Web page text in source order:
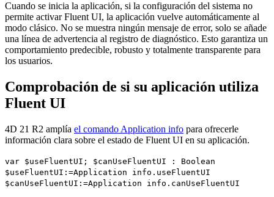
Cuando se inicia la aplicación, si la configuración del sistema no
permite activar Fluent UI, la aplicación vuelve automáticamente al
modo clásico. No se muestra ningún mensaje de error, solo se añade
una línea de advertencia al registro de diagnóstico. Esto garantiza un
comportamiento predecible, robusto y totalmente transparente para
los usuarios.
Comprobación de si su aplicación utiliza
Fluent UI
4D 21 R2 amplía el comando Application info para ofrecerle
información clara sobre el estado de Fluent UI en su aplicación.
var $useFluentUI ; $canUseFluentUI : Boolean
$useFluentUI :=Application info . useFluentUI
$canUseFluentUI :=Application info . canUseFluentUI